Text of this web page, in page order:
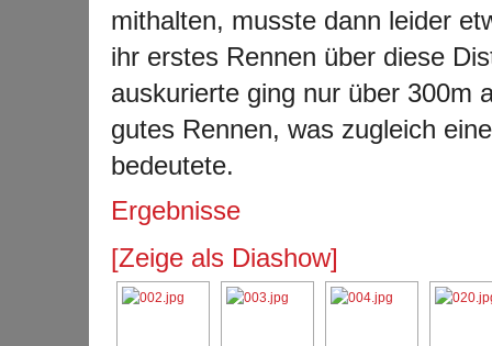
mithalten, musste dann leider
ihr erstes Rennen über diese
auskurierte ging nur über 300m
gutes Rennen, was zugleich
bedeutete.
Ergebnisse
[Zeige als Diashow]